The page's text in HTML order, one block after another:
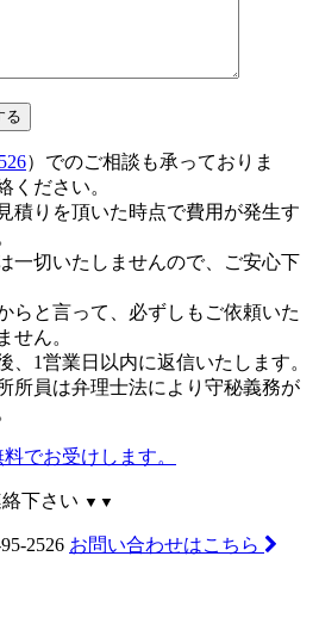
）でのご相談も承っておりま
ください。
積りを頂いた時点で費用が発生す
一切いたしませんので、ご安心下
らと言って、必ずしもご依頼いた
せん。
、1営業日以内に返信いたします。
所員は弁理士法により守秘義務が
下さい ▼▼
お問い合わせはこちら